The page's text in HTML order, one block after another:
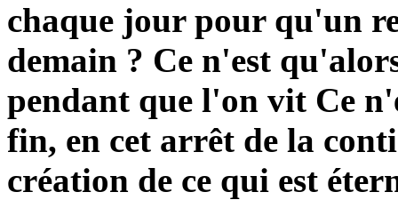
chaque jour pour qu'un
demain ? Ce n'est
pendant que l'on vit Ce
fin, en cet arrêt de la
création de ce qui est